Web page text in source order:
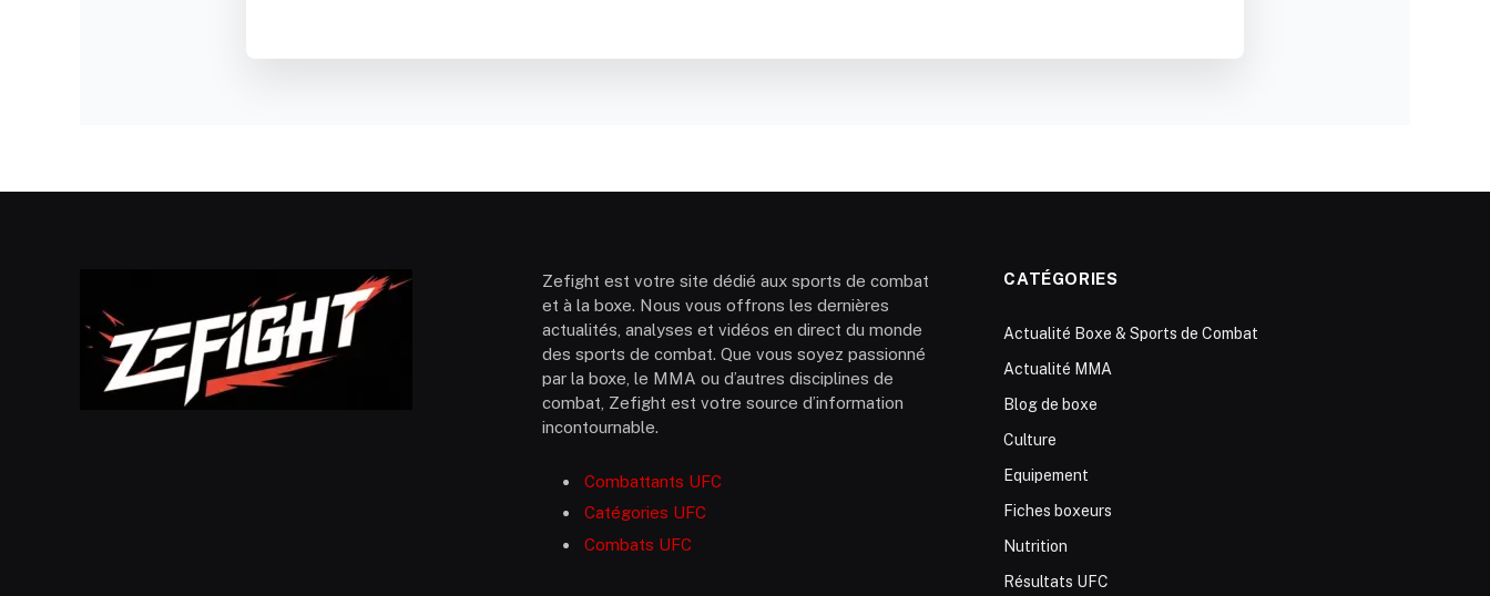
Zefight est votre site dédié aux sports de combat
et à la boxe. Nous vous offrons les dernières
actualités, analyses et vidéos en direct du monde
des sports de combat. Que vous soyez passionné
par la boxe, le MMA ou d’autres disciplines de
combat, Zefight est votre source d’information
incontournable.
Combattants UFC
Catégories UFC
Combats UFC
CATÉGORIES
Actualité Boxe & Sports de Combat
Actualité MMA
Blog de boxe
Culture
Equipement
Fiches boxeurs
Nutrition
Résultats UFC